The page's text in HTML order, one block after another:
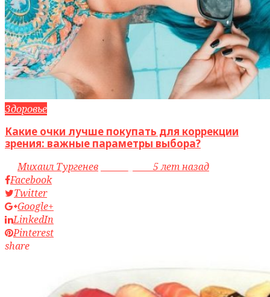
Здоровье
Какие очки лучше покупать для коррекции
зрения: важные параметры выбора?
byМихаил Тургенев
5 лет назад
Facebook
Twitter
Google+
LinkedIn
Pinterest
share